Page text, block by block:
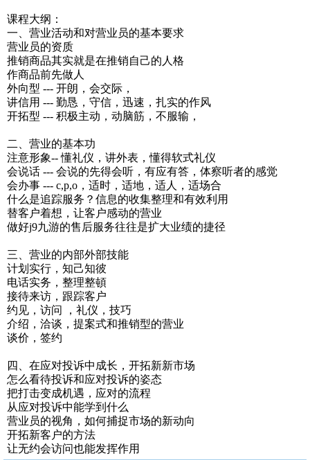
课程大纲：
一、营业活动和对营业员的基本要求
营业员的资质
推销商品其实就是在推销自己的人格
作商品前先做人
外向型 --- 开朗，会交际，
讲信用 --- 勤恳，守信，迅速，扎实的作风
开拓型 --- 积极主动，动脑筋，不服输，
二、营业的基本功
注意形象-- 懂礼仪，讲外表，懂得软式礼仪
会说话 --- 会说的先得会听，有应有答，体察听者的感觉
会办事 --- c,p,o，适时，适地，适人，适场合
什么是追踪服务？信息的收集整理和有效利用
替客户着想，让客户感动的营业
做好j9九游的售后服务往往是扩大业绩的捷径
三、营业的内部外部技能
计划实行，知己知彼
电话实务，整理整頓
接待来访，跟踪客户
约见，访问 ，礼仪，技巧
介绍，洽谈，提案式和推销型的营业
谈价，签约
四、在应对投诉中成长，开拓新新市场
怎么看待投诉和应对投诉的姿态
把打击变成机遇，应对的流程
从应对投诉中能学到什么
营业员的视角，如何捕捉市场的新动向
开拓新客户的方法
让无约会访问也能发挥作用